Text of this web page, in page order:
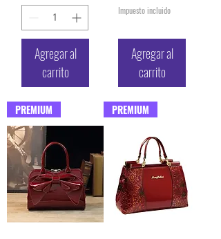
Agregar al
carrito
Impuesto incluido
Agregar al
carrito
PREMIUM PREMIUM